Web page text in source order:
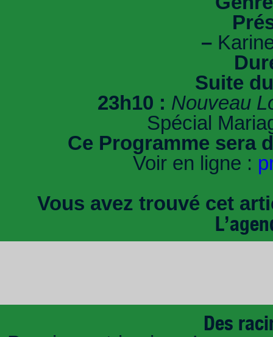
–
Suite
23h10 : Nouveau
Spécial
Ce Programme sera
Voir en ligne :
Vous avez trouvé cet
Des